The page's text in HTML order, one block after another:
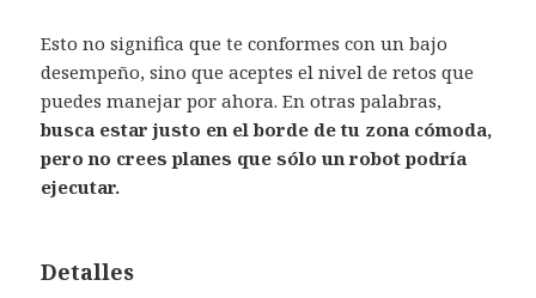
Esto no significa que te conformes con un bajo
desempeño, sino que aceptes el nivel de retos que
puedes manejar por ahora. En otras palabras,
busca estar justo en el borde de tu zona cómoda,
pero no crees planes que sólo un robot podría
ejecutar.
Detalles